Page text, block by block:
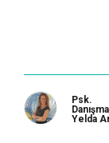
Psk.
Yelda